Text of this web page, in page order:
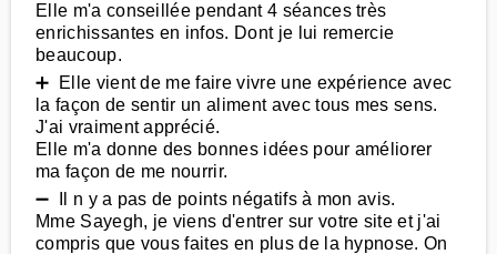
Elle m'a conseillée pendant 4 séances très
enrichissantes en infos. Dont je lui remercie
beaucoup.
➕ Elle vient de me faire vivre une expérience avec
la façon de sentir un aliment avec tous mes sens.
J'ai vraiment apprécié.
Elle m'a donne des bonnes idées pour améliorer
ma façon de me nourrir.
➖ Il n y a pas de points négatifs à mon avis.
Mme Sayegh, je viens d'entrer sur votre site et j'ai
compris que vous faites en plus de la hypnose. On